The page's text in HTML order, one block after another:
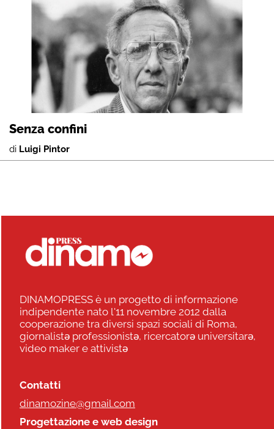
Senza confini
di Luigi Pintor
DINAMOPRESS è un progetto di informazione
indipendente nato l'11 novembre 2012 dalla
cooperazione tra diversi spazi sociali di Roma,
giornalistə professionistə, ricercatorə universitarə,
video maker e attivistə
Contatti
dinamozine@gmail.com
Progettazione e web design